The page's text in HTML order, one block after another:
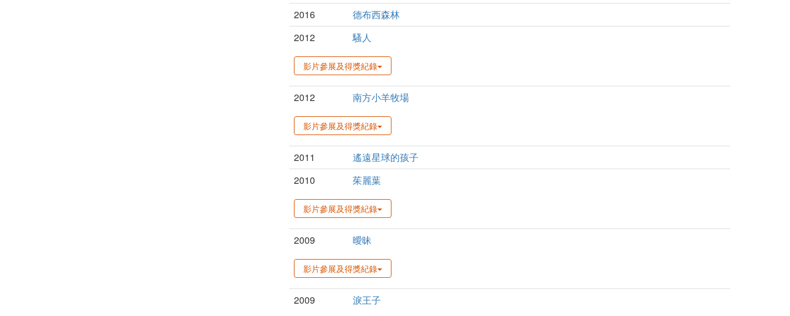
2016
德布西森林
2012
騷人
影片參展及得獎紀錄
2012 南方小羊牧場
影片參展及得獎紀錄
2011
遙遠星球的孩子
2010
茱麗葉
影片參展及得獎紀錄
2009 曖昧
影片參展及得獎紀錄
2009 淚王子